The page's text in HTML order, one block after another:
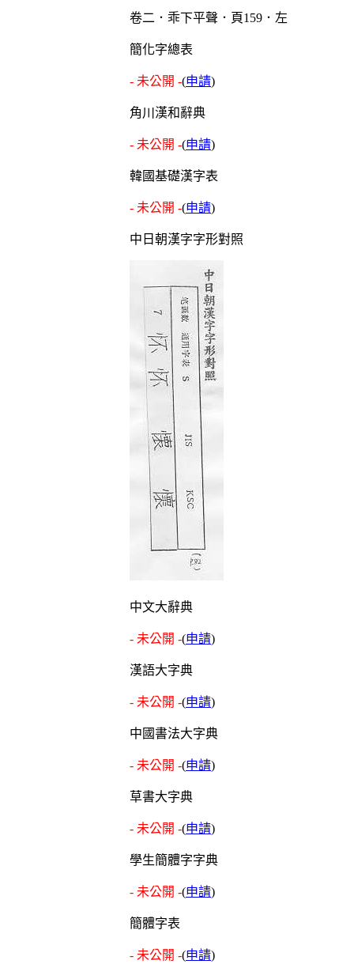
卷二．乖下平聲．頁159．左
簡化字總表
- 未公開 -(申請)
角川漢和辭典
- 未公開 -(申請)
韓國基礎漢字表
- 未公開 -(申請)
中日朝漢字字形對照
中文大辭典
- 未公開 -(申請)
漢語大字典
- 未公開 -(申請)
中國書法大字典
- 未公開 -(申請)
草書大字典
- 未公開 -(申請)
學生簡體字字典
- 未公開 -(申請)
簡體字表
- 未公開 -(申請)